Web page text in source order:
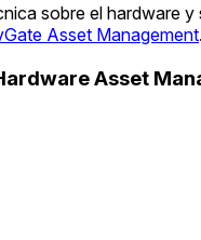
sobre el hardware y
Asset Management.
Asset